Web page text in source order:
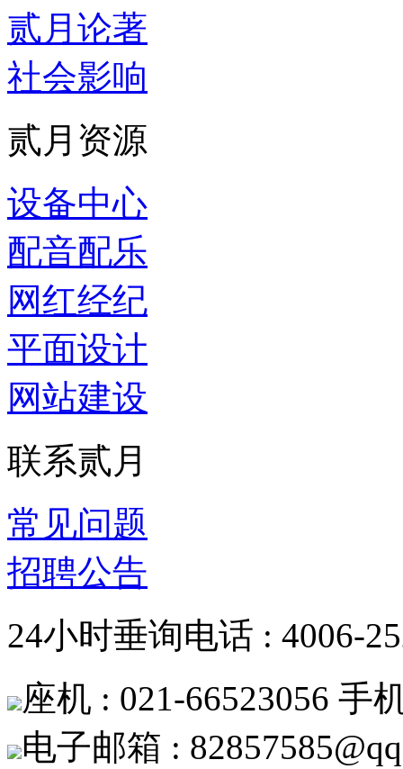
贰月论著
社会影响
贰月资源
设备中心
配音配乐
网红经纪
平面设计
网站建设
联系贰月
常见问题
招聘公告
24小时垂询电话 : 4006-
座机 : 021-66523056 手
电子邮箱 :